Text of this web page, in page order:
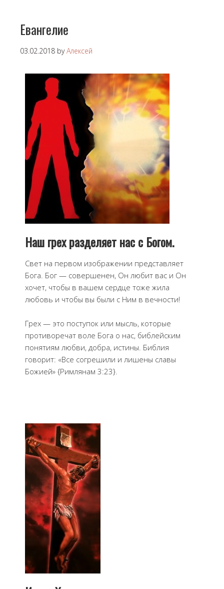
Евангелие
03.02.2018 byАлексей
Наш грех разделяет нас с Богом.
Свет на первом изображении представляет
Бога. Бог — совершенен, Он любит вас и Он
хочет, чтобы в вашем сердце тоже жила
любовь и чтобы вы были с Ним в вечности!
Грех — это поступок или мысль, которые
противоречат воле Бога о нас, библейским
понятиям любви, добра, истины. Библия
говорит: «Все согрешили и лишены славы
Божией» {Римлянам 3:23}.